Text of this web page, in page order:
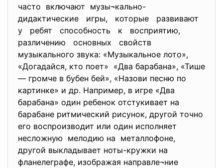
часто включают музы¬кально-
дидактические игры, которые развивают
у ребят способность к восприятию,
различению основных свойств
музыкального звука: «Музыкальное лото»,
«Догадайся, кто поет» «Два барабана», «Тише
— громче в бубен бей», «Назови песню по
картинке» и др. Например, в игре «Два
барабана» один ребенок отстукивает на
барабане ритмический рисунок, другой точно
его воспроизводит или один исполняет
несложную мелодию на металлофоне,
другой выкладывает ноты-кружки на
фланелеграфе, изображая направле¬ние